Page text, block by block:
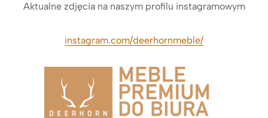
Aktualne zdjęcia na naszym profilu instagramowym
instagram.com/deerhornmeble/